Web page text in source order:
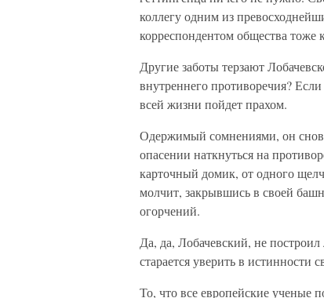
коллегу одним из
корреспондентом общества тоже
Другие заботы терзают
внутреннего противоречия?
всей жизни пойдет прахом.
Одержимый сомнениями, он
опасении наткнуться на
карточный домик, от одного
молчит, закрывшись в своей
огорчений.
Да, да, Лобачевский, не
старается уверить в истинности
То, что все европейские ученые